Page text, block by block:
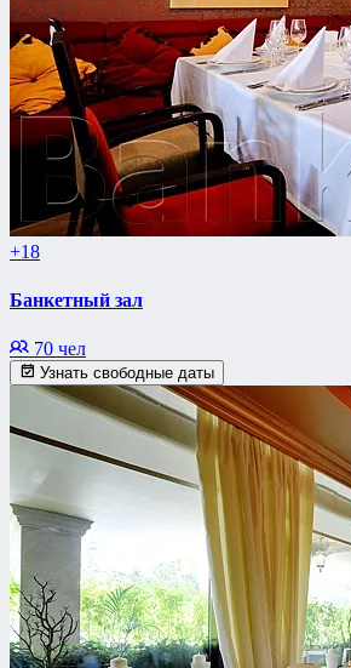
+18
Банкетный зал
70 чел
Узнать свободные даты